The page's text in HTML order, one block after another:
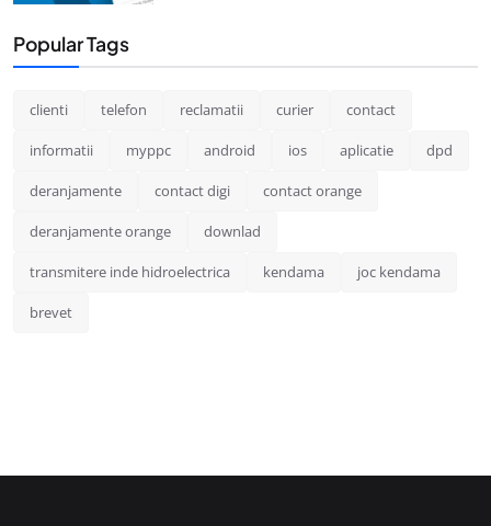
Popular Tags
clienti telefon reclamatii curier contact
informatii myppc android ios aplicatie dpd
deranjamente contact digi contact orange
deranjamente orange downlad
transmitere inde hidroelectrica kendama joc kendama
brevet